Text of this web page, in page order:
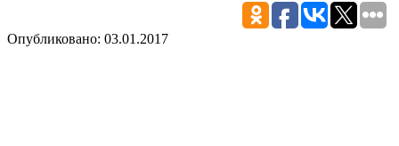
Опубликовано: 03.01.2017